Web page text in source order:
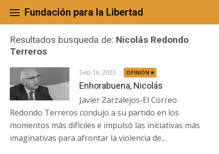
content
Fundación para la Libertad
Resultados busqueda de: Nicolás Redondo
Terreros
Sep 16, 2023 OPINIÓN
Enhorabuena, Nicolás
Javier Zarzalejos-El Correo
Redondo Terreros condujo a su partido en los
momentos más difíciles e impulsó las iniciativas más
imaginativas para afrontar la violencia de...